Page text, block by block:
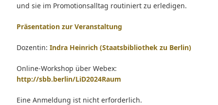
und sie im Promotionsalltag routiniert zu erledigen.
Präsentation zur Veranstaltung
Dozentin: Indra Heinrich (Staatsbibliothek zu Berlin)
Online-Workshop über Webex:
http://sbb.berlin/LiD2024Raum
Eine Anmeldung ist nicht erforderlich.